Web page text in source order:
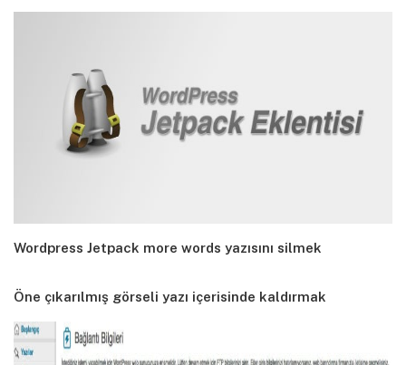
Wordpress Jetpack more words yazısını silmek
Öne çıkarılmış görseli yazı içerisinde kaldırmak